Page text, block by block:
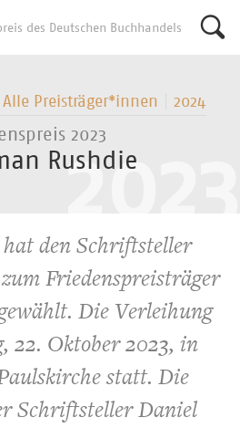
des Deutschen Buchhandels
Alle Preisträger*­innen 2024
2023
Rushdie
den Schriftsteller
Friedenspreisträger
Die Verleihung
22. Oktober 2023, in
statt. Die
Schriftsteller Daniel